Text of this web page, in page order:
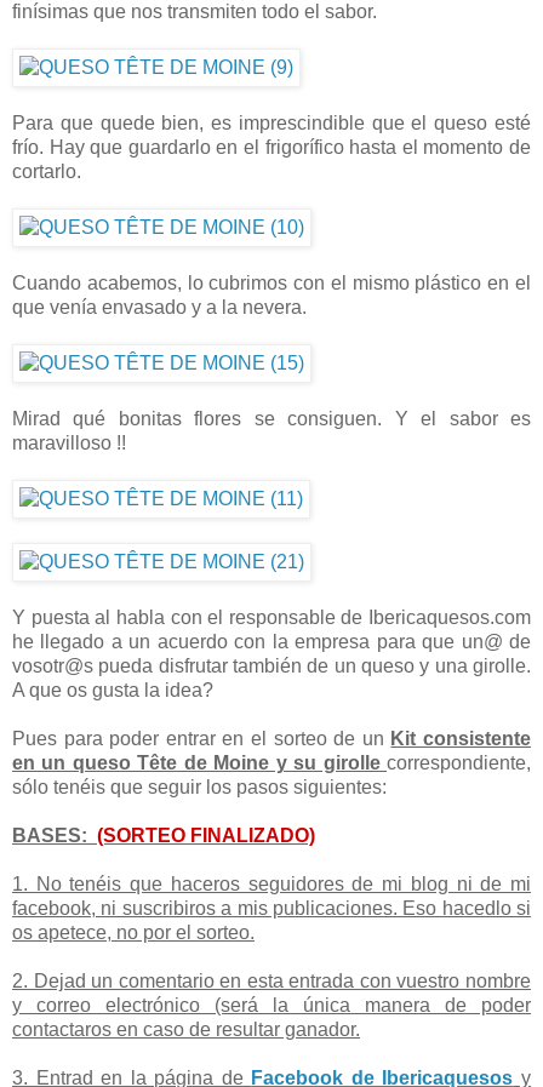
finísimas que nos transmiten todo el sabor.
Para que quede bien, es imprescindible que el queso esté
frío. Hay que guardarlo en el frigorífico hasta el momento de
cortarlo.
Cuando acabemos, lo cubrimos con el mismo plástico en el
que venía envasado y a la nevera.
Mirad qué bonitas flores se consiguen. Y el sabor es
maravilloso !!
Y puesta al habla con el responsable de Ibericaquesos.com
he llegado a un acuerdo con la empresa para que un@ de
vosotr@s pueda disfrutar también de un queso y una girolle.
A que os gusta la idea?
Pues para poder entrar en el sorteo de un Kit consistente
en un queso Tête de Moine y su girolle correspondiente,
sólo tenéis que seguir los pasos siguientes:
BASES: (SORTEO FINALIZADO)
1. No tenéis que haceros seguidores de mi blog ni de mi
facebook, ni suscribiros a mis publicaciones. Eso hacedlo si
os apetece, no por el sorteo.
2. Dejad un comentario en esta entrada con vuestro nombre
y correo electrónico (será la única manera de poder
contactaros en caso de resultar ganador.
3. Entrad en la página de Facebook de Ibericaquesos y